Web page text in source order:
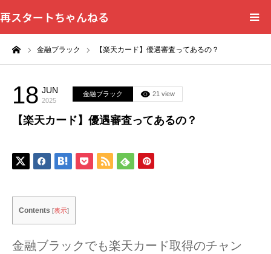
再スタートちゃんねる
金融ブラック 【楽天カード】優遇審査ってあるの？
18 JUN
2025
金融ブラック 21 view
【楽天カード】優遇審査ってあるの？
Contents [表示]
金融ブラックでも楽天カード取得のチャン
HOME
カテゴリー一覧
問い合わせフォーム
プライバシーポリシー